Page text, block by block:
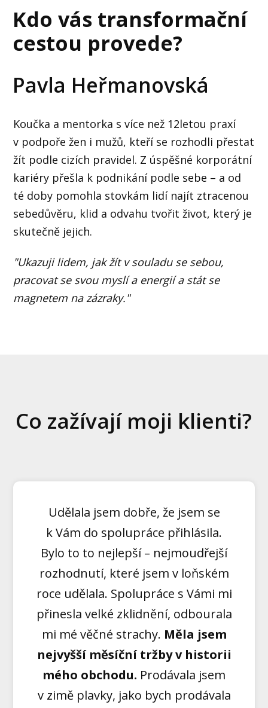
Kdo vás transformační
cestou provede?
Pavla Heřmanovská
Koučka a mentorka s více než 12letou praxí
v podpoře žen i mužů, kteří se rozhodli přestat
žít podle cizích pravidel. Z úspěšné korporátní
kariéry přešla k podnikání podle sebe – a od
té doby pomohla stovkám lidí najít ztracenou
sebedůvěru, klid a odvahu tvořit život, který je
skutečně jejich.
"Ukazuji lidem, jak žít v souladu se sebou,
pracovat se svou myslí a energií a stát se
magnetem na zázraky."
Co zažívají moji klienti?
Udělala jsem dobře, že jsem se
k Vám do spolupráce přihlásila.
Bylo to to nejlepší – nejmoudřejší
rozhodnutí, které jsem v loňském
roce udělala. Spolupráce s Vámi mi
přinesla velké zklidnění, odbourala
mi mé věčné strachy. Měla jsem
nejvyšší měsíční tržby v historii
mého obchodu. Prodávala jsem
v zimě plavky, jako bych prodávala